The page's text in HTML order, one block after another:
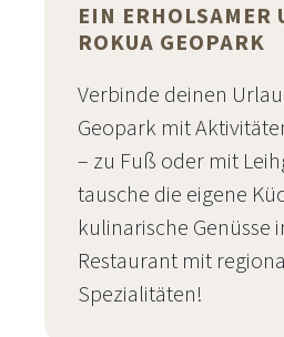
EIN ERHOLSAMER
ROKUA GEOPARK
Verbinde deinen
Geopark mit
– zu Fuß oder mit
tausche die eigene
kulinarische Genüsse
Restaurant mit
Spezialitäten!